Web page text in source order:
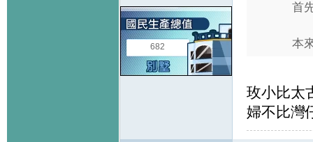
682
首
本
玫小比太
婦不比灣